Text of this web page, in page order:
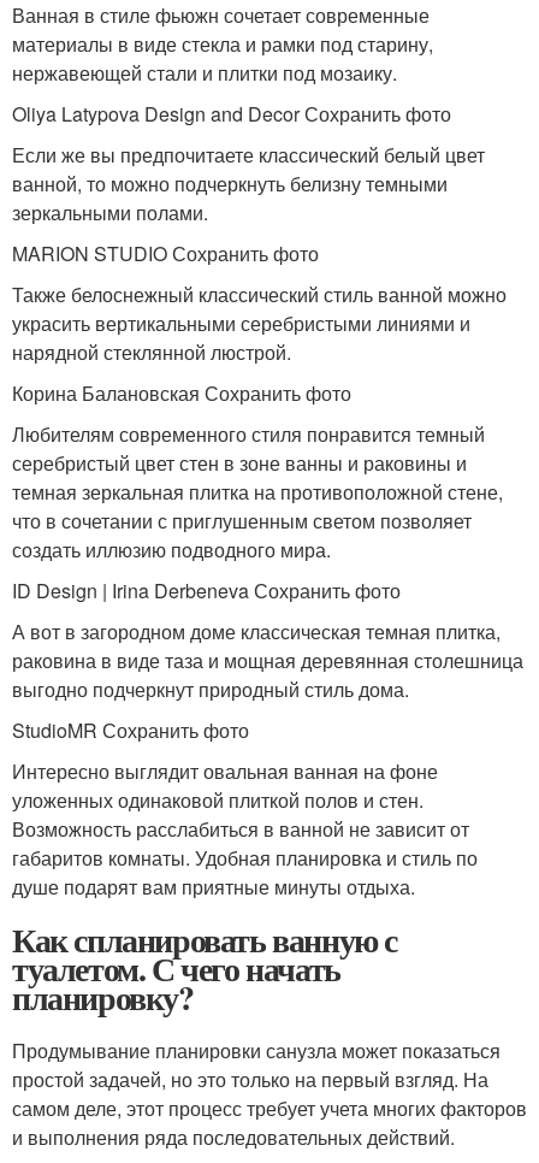
Ванная в стиле фьюжн сочетает современные
материалы в виде стекла и рамки под старину,
нержавеющей стали и плитки под мозаику.
Oliya Latypova Design and Decor Сохранить фото
Если же вы предпочитаете классический белый цвет
ванной, то можно подчеркнуть белизну темными
зеркальными полами.
MARION STUDIO Сохранить фото
Также белоснежный классический стиль ванной можно
украсить вертикальными серебристыми линиями и
нарядной стеклянной люстрой.
Корина Балановская Сохранить фото
Любителям современного стиля понравится темный
серебристый цвет стен в зоне ванны и раковины и
темная зеркальная плитка на противоположной стене,
что в сочетании с приглушенным светом позволяет
создать иллюзию подводного мира.
ID Design | Irina Derbeneva Сохранить фото
А вот в загородном доме классическая темная плитка,
раковина в виде таза и мощная деревянная столешница
выгодно подчеркнут природный стиль дома.
StudioMR Сохранить фото
Интересно выглядит овальная ванная на фоне
уложенных одинаковой плиткой полов и стен.
Возможность расслабиться в ванной не зависит от
габаритов комнаты. Удобная планировка и стиль по
душе подарят вам приятные минуты отдыха.
Как спланировать ванную с
туалетом. С чего начать
планировку?
Продумывание планировки санузла может показаться
простой задачей, но это только на первый взгляд. На
самом деле, этот процесс требует учета многих факторов
и выполнения ряда последовательных действий.